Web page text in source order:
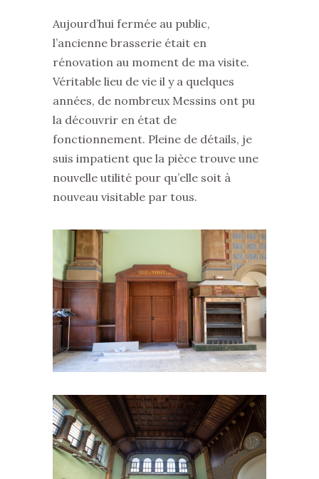
Aujourd’hui fermée au public,
l’ancienne brasserie était en
rénovation au moment de ma visite.
Véritable lieu de vie il y a quelques
années, de nombreux Messins ont pu
la découvrir en état de
fonctionnement. Pleine de détails, je
suis impatient que la pièce trouve une
nouvelle utilité pour qu’elle soit à
nouveau visitable par tous.